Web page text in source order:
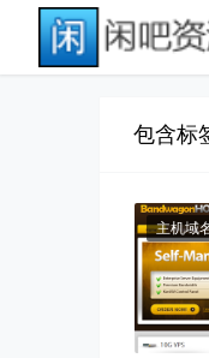
包含标
主机域